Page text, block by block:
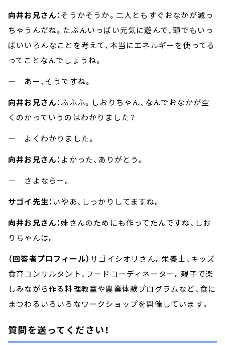
向井お兄さん：そうかそうか。二人ともすぐおなかが減っ
ちゃうんだね。たぶんいっぱい元気に遊んで、頭でもいっ
ぱいいろんなことを考えて、本当にエネルギーを使ってる
ってことなんでしょうね。
― あー、そうですね。
向井お兄さん：ふふふ。しおりちゃん、なんでおなかが空
くのかっていうのはわかりました？
― よくわかりました。
向井お兄さん： よかった、ありがとう。
― さよならー。
サゴイ先生： いやあ、しっかりしてますね。
向井お兄さん：妹さんのためにも作ってたんですね、しお
りちゃんは。
（回答者プロフィール）サゴイシオリさん。栄養士、キッズ
食育コンサルタント、フードコーディネーター。親子で楽
しみながら作る料理教室や農業体験プログラムなど、食に
まつわるいろいろなワークショップを開催しています。
質問を送ってください！